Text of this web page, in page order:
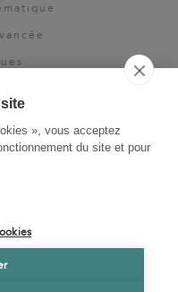
», vous acceptez
du site et pour